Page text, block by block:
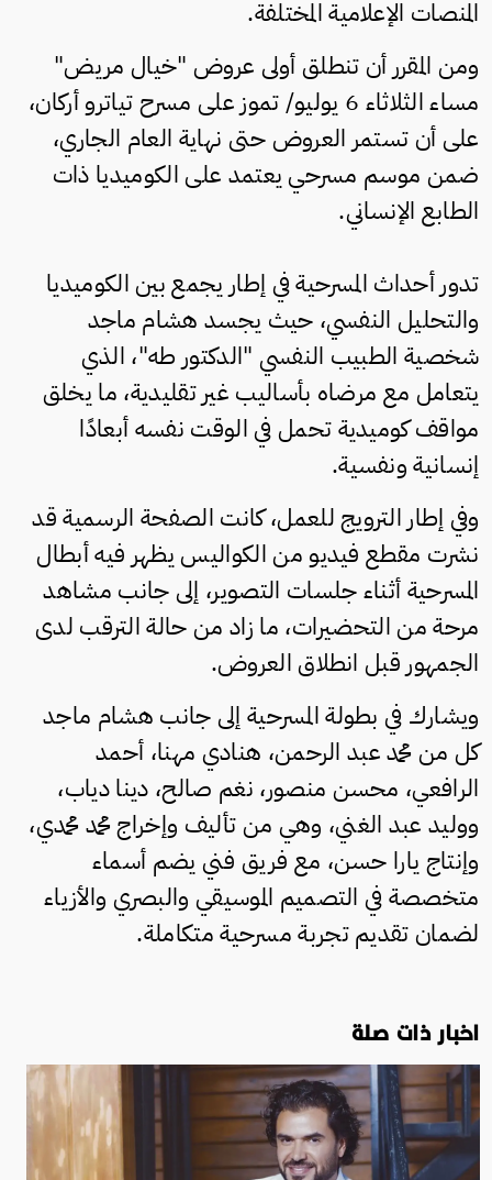
المنصات الإعلامية المختلفة.
ومن المقرر أن تنطلق أولى عروض "خيال مريض"
مساء الثلاثاء 6 يوليو/ تموز على مسرح تياترو أركان،
على أن تستمر العروض حتى نهاية العام الجاري،
ضمن موسم مسرحي يعتمد على الكوميديا ذات
الطابع الإنساني.
تدور أحداث المسرحية في إطار يجمع بين الكوميديا
والتحليل النفسي، حيث يجسد هشام ماجد
شخصية الطبيب النفسي "الدكتور طه"، الذي
يتعامل مع مرضاه بأساليب غير تقليدية، ما يخلق
مواقف كوميدية تحمل في الوقت نفسه أبعادًا
إنسانية ونفسية.
وفي إطار الترويج للعمل، كانت الصفحة الرسمية قد
نشرت مقطع فيديو من الكواليس يظهر فيه أبطال
المسرحية أثناء جلسات التصوير، إلى جانب مشاهد
مرحة من التحضيرات، ما زاد من حالة الترقب لدى
الجمهور قبل انطلاق العروض.
ويشارك في بطولة المسرحية إلى جانب هشام ماجد
كل من محمد عبد الرحمن، هنادي مهنا، أحمد
الرافعي، محسن منصور، نغم صالح، دينا دياب،
ووليد عبد الغني، وهي من تأليف وإخراج محمد محمدي،
وإنتاج يارا حسن، مع فريق فني يضم أسماء
متخصصة في التصميم الموسيقي والبصري والأزياء
لضمان تقديم تجربة مسرحية متكاملة.
اخبار ذات صلة